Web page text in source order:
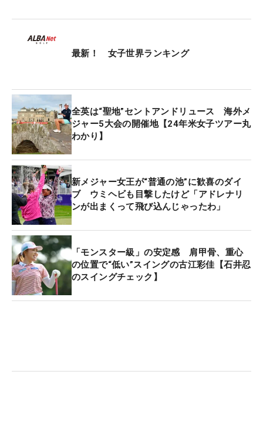
の枠ですでに山下美夢有と岩井明愛が出場権を獲
得。最後に今季のポイントランキング上位者（大会
ズンの西郷真央はすでにエントリー済み。吉田優利
は先週の自身初戦で予選落ちを喫ししため、メジャ
ー初戦に出るためには出場権を有しないマッチプレ
ーを除いた今週の1大会で予選を通過し、ポイント
を獲得することが最低条件となる。
畑岡奈紗、古江彩佳、渋野日向子、笹生優花、稲見
萌寧、西村優菜、勝みなみはすでに上位カテゴリー
のいずれかで出場が決定。米ツアーメンバーのフル
参戦となるか。吉田にとってはここが正念場だ。
シェブロン選手権が終われば、ツアーは一度カリフ
ォルニアに戻りロサンゼルス戦。1週空いて、今度
は東海岸のニュージャージー州へと大陸を横断す
最新！ 女子世界ランキング
全英は“聖地”セントアンドリュース 海外メ
ジャー5大会の開催地【24年米女子ツアー丸
わかり】
新メジャー女王が“普通の池”に歓喜のダイ
ブ ウミヘビも目撃したけど「アドレナリ
ンが出まくって飛び込んじゃったわ」
「モンスター級」の安定感 肩甲骨、重心
の位置で“低い”スイングの古江彩佳【石井忍
のスイングチェック】